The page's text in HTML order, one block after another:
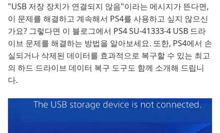
"USB 저장 장치가 연결되지 않음"이라는 메시지가 뜬다면,
이 문제를 해결하고 계속해서 PS4를 사용하고 싶지 않으신
가요? 그렇다면 이 블로그에서 PS4 SU-41333-4 USB 드라
이브 문제를 해결하는 방법을 알아보세요. 또한, PS4에서 손
실되거나 삭제된 데이터를 효과적으로 복구할 수 있는 최고
의 하드 드라이브 데이터 복구 도구도 함께 소개해 드립니
다.